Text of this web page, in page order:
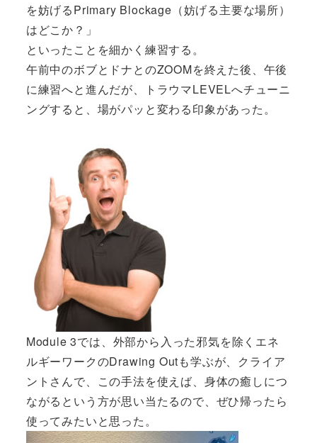
を妨げるPrimary Blockage（妨げる主要な場所）
はどこか？」
といったことを細かく練習する。
午前中のボブとドナとのZOOMを終えた後、午後
に練習へと進んだが、トラウマLEVELへチューニ
ングすると、場がパッと変わる印象があった。
Module 3では、外部から入った邪気を除くエネ
ルギーワークのDrawing Outも学ぶが、クライア
ントさんで、この手法を使えば、身体の癒しにつ
ながるという方が思い当たるので、ぜひ帰ったら
使ってみたいと思った。